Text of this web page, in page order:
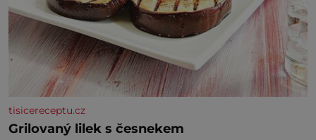
tisicereceptu.cz
Grilovaný lilek s česnekem